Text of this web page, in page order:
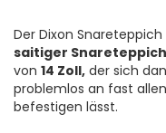
Der Dixon
saitiger Snareteppich
von 14 Zoll, der sich
problemlos an fast
befestigen lässt.